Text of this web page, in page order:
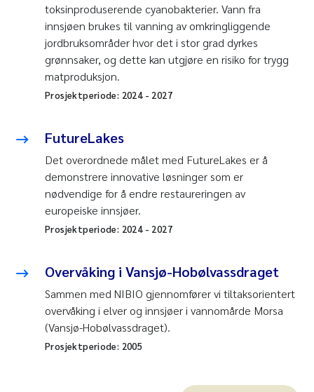
toksinproduserende cyanobakterier. Vann fra
innsjøen brukes til vanning av omkringliggende
jordbruksområder hvor det i stor grad dyrkes
grønnsaker, og dette kan utgjøre en risiko for trygg
matproduksjon.
Prosjektperiode: 2024- 2027
FutureLakes
Det overordnede målet med FutureLakes er å
demonstrere innovative løsninger som er
nødvendige for å endre restaureringen av
europeiske innsjøer.
Prosjektperiode: 2024- 2027
Overvåking i Vansjø-Hobølvassdraget
Sammen med NIBIO gjennomfører vi tiltaksorientert
overvåking i elver og innsjøer i vannomårde Morsa
(Vansjø-Hobølvassdraget).
Prosjektperiode: 2005